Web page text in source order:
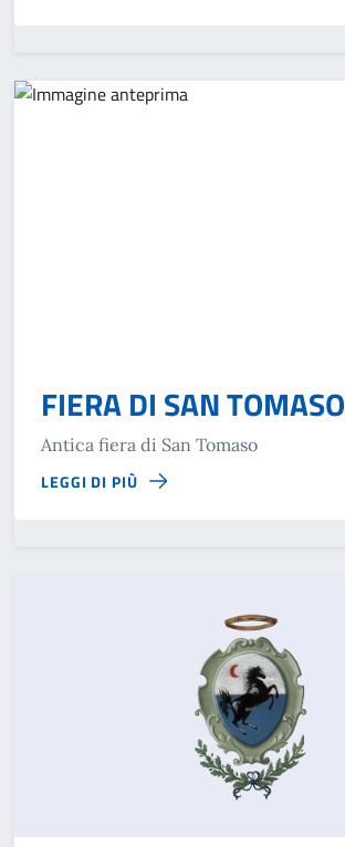
FIERA DI SAN TOMASO
Antica fiera di San Tomaso
LEGGI DI PIÙ